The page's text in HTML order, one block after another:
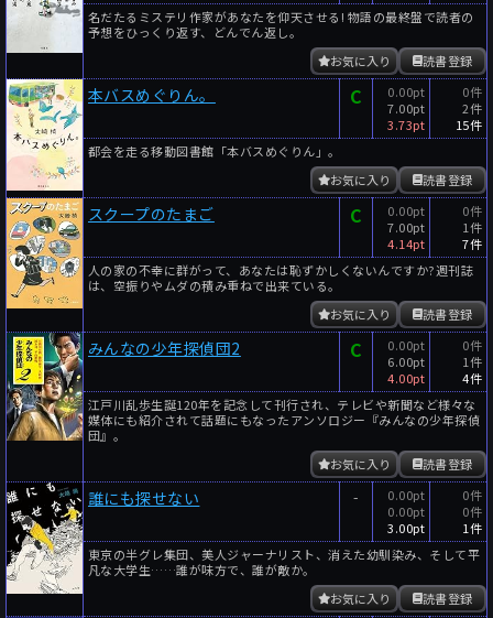
名だたるミステリ作家があなたを仰天させる! 物語の最終盤で読者の
予想をひっくり返す、どんでん返し。
読書登録
お気に入り
本バスめぐりん。 C
0.00pt
7.00pt
3.73pt
0件
2件
15件
都会を走る移動図書館「本バスめぐりん」。
読書登録
お気に入り
スクープのたまご C
0.00pt
7.00pt
4.14pt
0件
1件
7件
人の家の不幸に群がって、あなたは恥ずかしくないんですか?週刊誌
は、空振りやムダの積み重ねで出来ている。
読書登録
お気に入り
みんなの少年探偵団2 C
0.00pt
6.00pt
4.00pt
0件
1件
4件
江戸川乱歩生誕120年を記念して刊行され、テレビや新聞など様々な
媒体にも紹介されて話題にもなったアンソロジー『みんなの少年探偵
団』。
読書登録
お気に入り
誰にも探せない -
0.00pt
0.00pt
3.00pt
0件
0件
1件
東京の半グレ集団、美人ジャーナリスト、消えた幼馴染み、そして平
凡な大学生……誰が味方で、誰が敵か。
読書登録
お気に入り